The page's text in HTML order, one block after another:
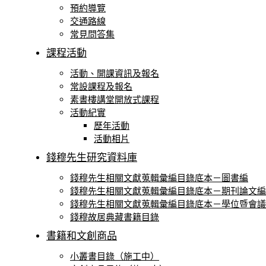
預約導覽
交通路線
常⾒問答集
課程活動
活動、開課資訊及報名
常設課程及報名
素書樓講堂開放式課程
活動紀實
歷年活動
活動相片
錢穆先生研究資料庫
錢穆先生相關文獻蒐輯彙編目錄底本－圖書編
錢穆先生相關文獻蒐輯彙編目錄底本－期刊論文編
錢穆先生相關文獻蒐輯彙編目錄底本－學位暨會
錢穆故居典藏書籍⽬錄
書籍和文創商品
小叢書目錄（施工中）